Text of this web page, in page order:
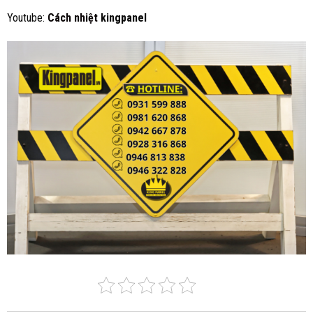
Youtube: Cách nhiệt kingpanel